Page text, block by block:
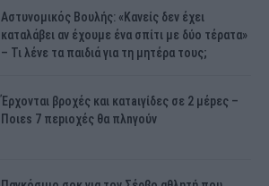
Αστυνομικός Bουλής: «Κανείς δεν έχει
καταλάβει αν έχουμε ένα σπίτι με δύο τέρατα»
– Τι λένε τα παιδιά για τη μητέρα τους;
Έρχονται βροχές και κατaιγίδες σε 2 μέpες –
Ποιεs 7 πεpιοχές θα πλnγούν